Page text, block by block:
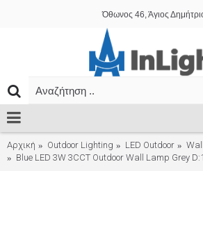
Όθωνος 46, Άγιος
Αρχική Outdoor Lighting LED Outdoor
Blue LED 3W 3CCT Outdoor Wall Lamp Grey